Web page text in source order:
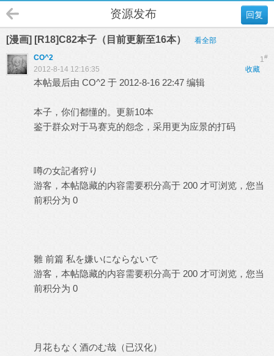
回复
资源发布
[漫画] [R18]C82本子（目前更新至16本） 看全部
1#
CO^2
收藏
2012-8-14 12:16:35
本帖最后由 CO^2 于 2012-8-16 22:47 编辑
本子，你们都懂的。更新10本
鉴于群众对于马赛克的怨念，采用更为应景的打码
噂の女記者狩り
游客，本帖隐藏的内容需要积分高于 200 才可浏览，您当
前积分为 0
雛 前篇 私を嫌いにならないで
游客，本帖隐藏的内容需要积分高于 200 才可浏览，您当
前积分为 0
月花もなく酒のむ哉（已汉化）